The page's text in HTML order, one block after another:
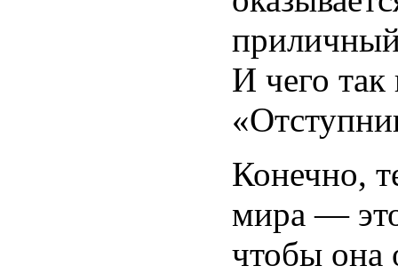
И чего
Конечно,
мира —
чтобы она